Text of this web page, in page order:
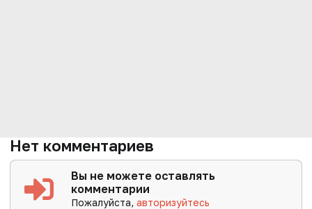
Нет комментариев
Вы не можете оставлять
комментарии
Пожалуйста,авторизуйтесь